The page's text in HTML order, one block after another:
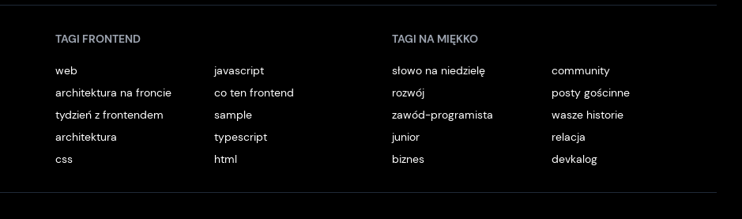
TAGI FRONTEND
web
javascript
architektura na froncie
co ten frontend
tydzień z frontendem
sample
architektura
typescript
css
html
TAGI NA MIĘKKO
słowo na niedzielę
community
rozwój
posty gościnne
zawód-programista
wasze historie
junior
relacja
biznes
devkalog